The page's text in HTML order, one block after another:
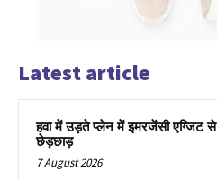
Latest article
हवा में उड़ते प्लेन में इमरजेंसी एग्जिट से
छेड़छाड़
7 August 2026